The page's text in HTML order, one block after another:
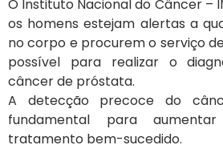
O Instituto Nacional do Câncer –
os homens estejam alertas a
no corpo e procurem o serviço
possível para realizar o
câncer de próstata.
A detecção precoce do
fundamental para
tratamento bem-sucedido.